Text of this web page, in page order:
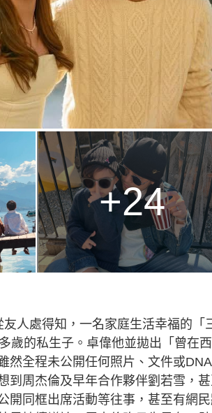
+24
人處得知，一名家庭生活幸福的「
歲的私生子。卓偉他並拋出「曾在
然全程未公開任何照片、文件或
到周杰倫及早年合作夥伴劉若雪，
開同框出席活動等往事，甚至有網